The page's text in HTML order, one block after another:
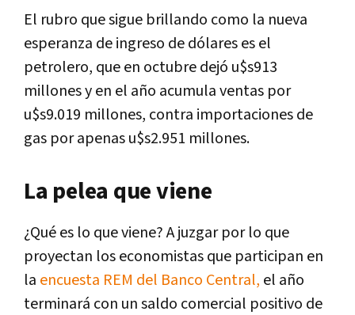
El rubro que sigue brillando como la nueva
esperanza de ingreso de dólares es el
petrolero, que en octubre dejó u$s913
millones y en el año acumula ventas por
u$s9.019 millones, contra importaciones de
gas por apenas u$s2.951 millones.
La pelea que viene
¿Qué es lo que viene? A juzgar por lo que
proyectan los economistas que participan en
la encuesta REM del Banco Central, el año
terminará con un saldo comercial positivo de